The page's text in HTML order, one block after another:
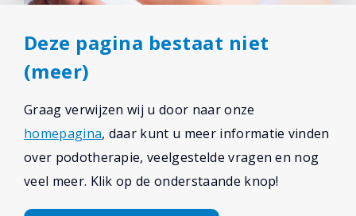
Deze pagina bestaat niet
(meer)
Graag verwijzen wij u door naar onze
homepagina, daar kunt u meer informatie vinden
over podotherapie, veelgestelde vragen en nog
veel meer. Klik op de onderstaande knop!